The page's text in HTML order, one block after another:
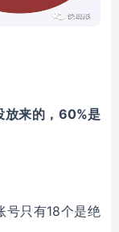
放来的， 60%是
号只有18个是绝